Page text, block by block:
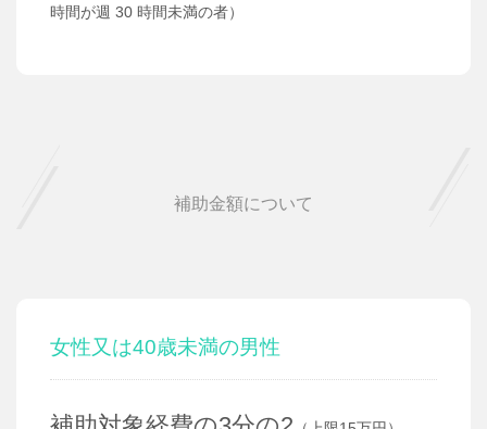
時間が週 30 時間未満の者）
補助金額について
女性又は40歳未満の男性